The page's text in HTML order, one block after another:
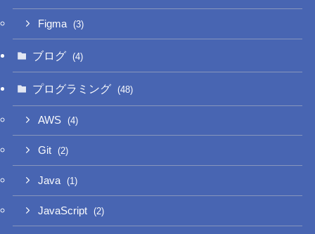
Figma (3)
ブログ (4)
プログラミング (48)
AWS (4)
Git (2)
Java (1)
JavaScript (2)